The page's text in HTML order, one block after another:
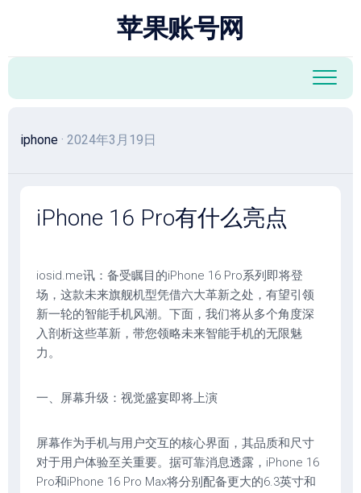
容
苹果账号网
iphone · 2024年3月19日
iPhone 16 Pro有什么亮点
iosid.me讯：备受瞩目的iPhone 16 Pro系列即将登
场，这款未来旗舰机型凭借六大革新之处，有望引领
新一轮的智能手机风潮。下面，我们将从多个角度深
入剖析这些革新，带您领略未来智能手机的无限魅
力。
一、屏幕升级：视觉盛宴即将上演
屏幕作为手机与用户交互的核心界面，其品质和尺寸
对于用户体验至关重要。据可靠消息透露，iPhone 16
Pro和iPhone 16 Pro Max将分别配备更大的6.3英寸和